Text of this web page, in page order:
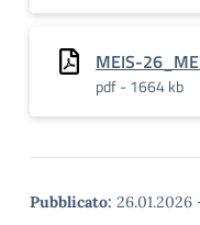
MEIS-
pdf - 1664 kb
Pubblicato: 26.01.2026